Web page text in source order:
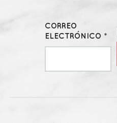
CORREO
ELECTRÓNICO *